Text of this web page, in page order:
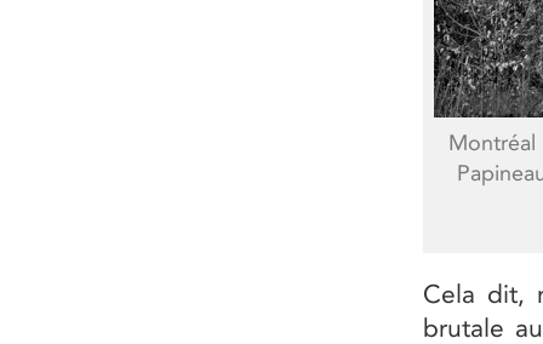
Montréal
Cela dit,
brutale